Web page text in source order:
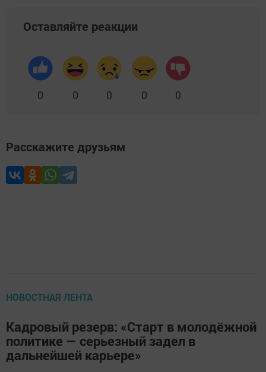
Оставляйте реакции
0 0 0 0 0
Расскажите друзьям
НОВОСТНАЯ ЛЕНТА
Кадровый резерв: «Cтарт в молодёжной
политике — серьезный задел в
дальнейшей карьере»